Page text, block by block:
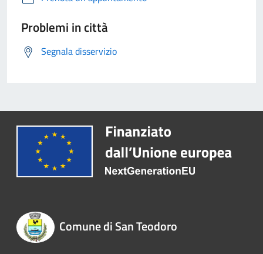
Problemi in città
Segnala disservizio
Comune di San Teodoro